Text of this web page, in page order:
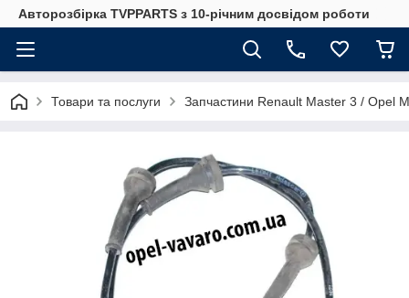
Авторозбірка TVPPARTS з 10-річним досвідом роботи
Товари та послуги Запчастини Renault Master 3 / Opel